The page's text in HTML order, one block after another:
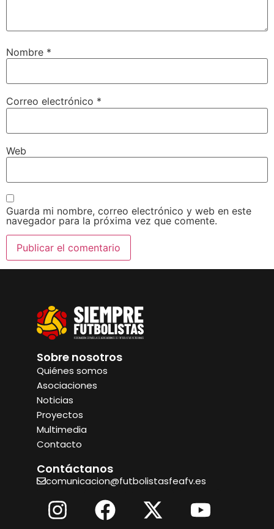
Nombre *
Correo electrónico *
Web
Guarda mi nombre, correo electrónico y web en este
navegador para la próxima vez que comente.
Sobre nosotros
Quiénes somos
Asociaciones
Noticias
Proyectos
Multimedia
Contacto
Contáctanos
comunicacion@futbolistasfeafv.es